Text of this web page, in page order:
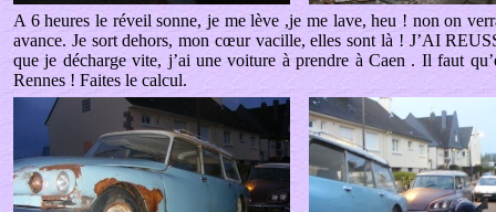
A 6 heures le réveil sonne, je me lève ,je me lave, heu ! non on
avance. Je sort dehors, mon cœur vacille, elles sont là ! J’AI
que je décharge vite, j’ai une voiture à prendre à Caen . Il faut
Rennes ! Faites le calcul.